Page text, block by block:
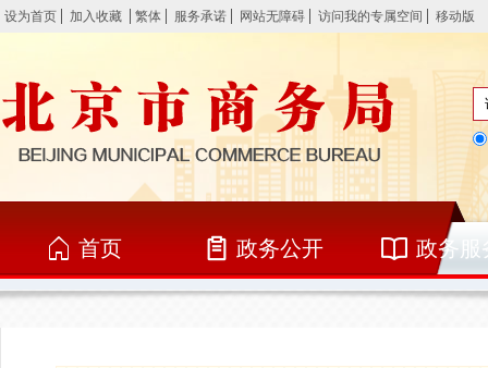
设为首页 加入收藏 繁体 服务承诺 网站无障碍 访问我的专属空间 移动版
首页 政务公开 政务服